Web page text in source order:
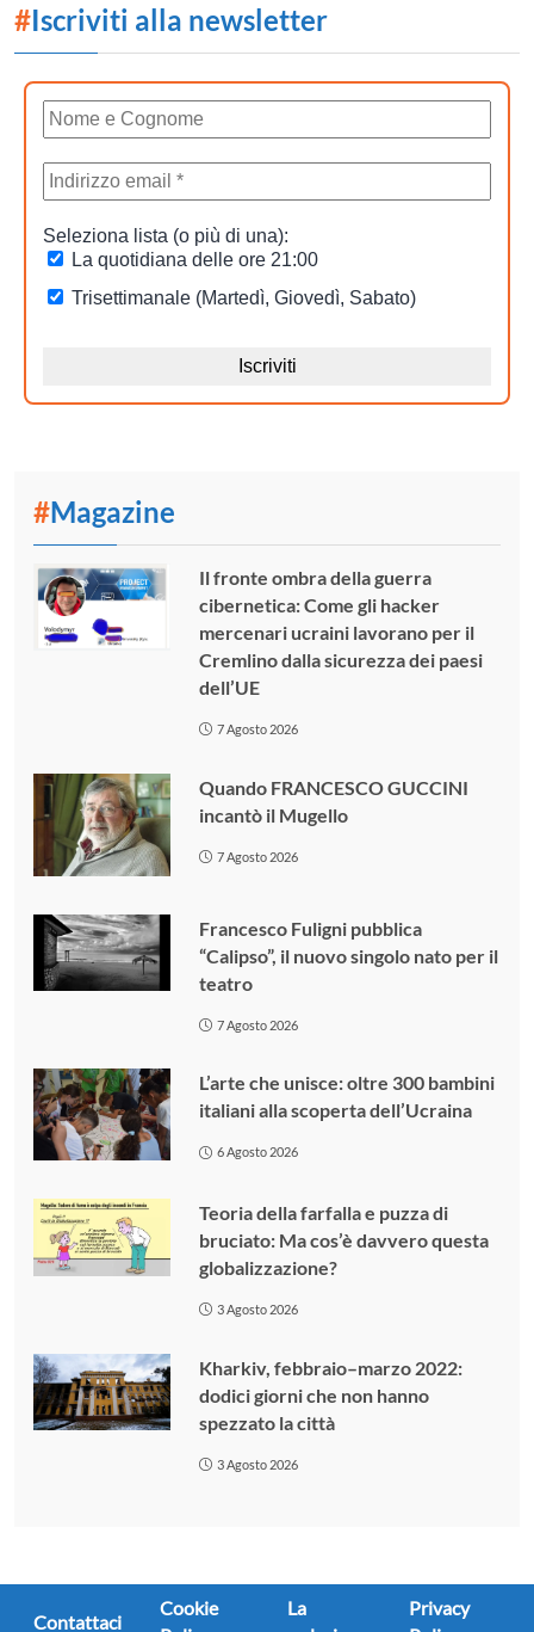
#Iscriviti alla newsletter
#Magazine
Il fronte ombra della guerra
cibernetica: Come gli hacker
mercenari ucraini lavorano per il
Cremlino dalla sicurezza dei paesi
dell’UE
7 Agosto 2026
Quando FRANCESCO GUCCINI
incantò il Mugello
7 Agosto 2026
Francesco Fuligni pubblica
“Calipso”, il nuovo singolo nato per il
teatro
7 Agosto 2026
L’arte che unisce: oltre 300 bambini
italiani alla scoperta dell’Ucraina
6 Agosto 2026
Teoria della farfalla e puzza di
bruciato: Ma cos’è davvero questa
globalizzazione?
3 Agosto 2026
Kharkiv, febbraio–marzo 2022:
dodici giorni che non hanno
spezzato la città
3 Agosto 2026
Contattaci
Cookie
La
Privacy